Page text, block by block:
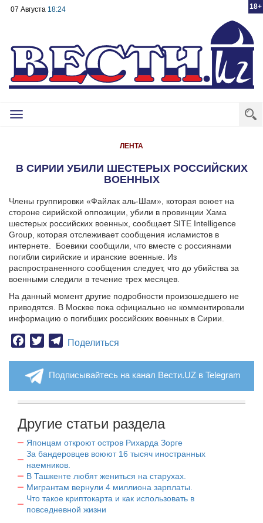
18+
07 Августа 18:24
Toggle
ЛЕНТА
В СИРИИ УБИЛИ ШЕСТЕРЫХ РОССИЙСКИХ
ВОЕННЫХ
Члены группировки «Файлак аль-Шам», которая воюет на
стороне сирийской оппозиции, убили в провинции Хама
шестерых российских военных, сообщает SITE Intelligence
Group, которая отслеживает сообщения исламистов в
интернете. Боевики сообщили, что вместе с россиянами
погибли сирийские и иранские военные. Из
распространенного сообщения следует, что до убийства за
военными следили в течение трех месяцев.
На данный момент другие подробности произошедшего не
приводятся. В Москве пока официально не комментировали
информацию о погибших российских военных в Сирии.
Facebook
TwitterTelegram
Поделиться
Подписывайтесь на канал Вести.UZ в Telegram
Другие статьи раздела
Японцам откроют остров Рихарда Зорге
За бандеровцев воюют 16 тысяч иностранных
наемников.
В Ташкенте любят жениться на старухах.
Мигрантам вернули 4 миллиона зарплаты.
Что такое криптокарта и как использовать в
повседневной жизни